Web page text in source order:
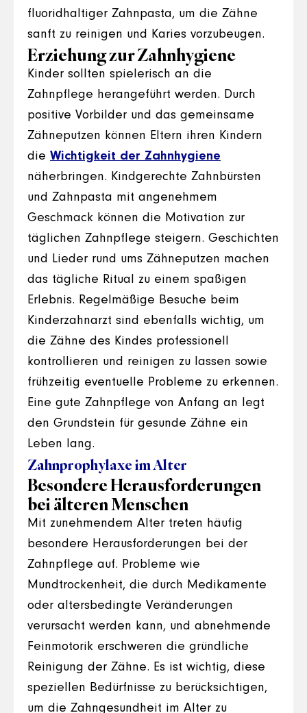
fluoridhaltiger Zahnpasta, um die Zähne
sanft zu reinigen und Karies vorzubeugen.
Erziehung zur Zahnhygiene
Kinder sollten spielerisch an die
Zahnpflege herangeführt werden. Durch
positive Vorbilder und das gemeinsame
Zähneputzen können Eltern ihren Kindern
die Wichtigkeit der Zahnhygiene
näherbringen. Kindgerechte Zahnbürsten
und Zahnpasta mit angenehmem
Geschmack können die Motivation zur
täglichen Zahnpflege steigern. Geschichten
und Lieder rund ums Zähneputzen machen
das tägliche Ritual zu einem spaßigen
Erlebnis. Regelmäßige Besuche beim
Kinderzahnarzt sind ebenfalls wichtig, um
die Zähne des Kindes professionell
kontrollieren und reinigen zu lassen sowie
frühzeitig eventuelle Probleme zu erkennen.
Eine gute Zahnpflege von Anfang an legt
den Grundstein für gesunde Zähne ein
Leben lang.
Zahnprophylaxe im Alter
Besondere Herausforderungen
bei älteren Menschen
Mit zunehmendem Alter treten häufig
besondere Herausforderungen bei der
Zahnpflege auf. Probleme wie
Mundtrockenheit, die durch Medikamente
oder altersbedingte Veränderungen
verursacht werden kann, und abnehmende
Feinmotorik erschweren die gründliche
Reinigung der Zähne. Es ist wichtig, diese
speziellen Bedürfnisse zu berücksichtigen,
um die Zahngesundheit im Alter zu